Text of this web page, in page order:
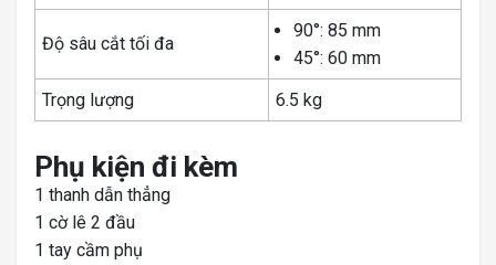
Độ sâu cắt tối đa
90°: 85 mm
45°: 60 mm
Trọng lượng
6.5 kg
Phụ kiện đi kèm
1 thanh dẫn thẳng
1 cờ lê 2 đầu
1 tay cầm phụ